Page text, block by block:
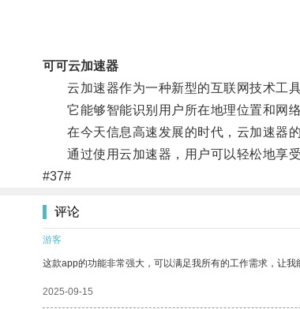
可可云加速器
云加速器作为一种新型的互联网技术工具
它能够智能识别用户所在地理位置和网络
在今天信息高速发展的时代，云加速器的
通过使用云加速器，用户可以轻松地享受
#37#
评论
游客
这款app的功能非常强大，可以满足我所有的工作需求，让我
2025-09-15